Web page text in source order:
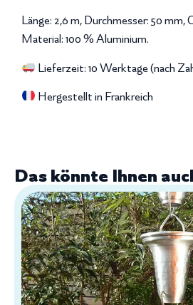
Länge: 2,6 m, Durchmesser: 50 mm,
Material: 100 % Aluminium.
Lieferzeit: 10 Werktage (nach
Hergestellt in Frankreich
Das könnte Ihnen